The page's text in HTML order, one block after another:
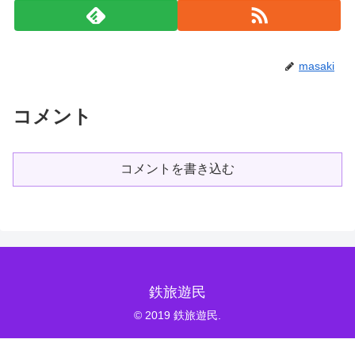
masaki
コメント
コメントを書き込む
鉄旅遊民
© 2019 鉄旅遊民.